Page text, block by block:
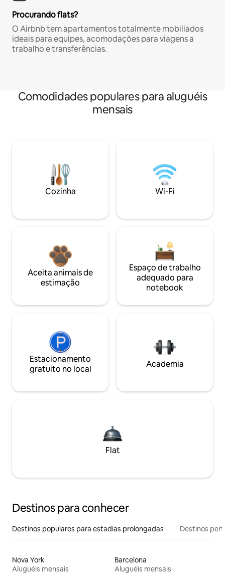
Procurando flats?
O Airbnb tem apartamentos totalmente mobiliados
ideais para equipes, acomodações para viagens a
trabalho e transferências.
Comodidades populares para aluguéis
mensais
Cozinha Wi-Fi
Aceita animais de
estimação
Espaço de trabalho
adequado para
notebook
Estacionamento
gratuito no local
Academia
Flat
Destinos para conhecer
Destinos populares para estadias prolongadas Destinos
Nova York
Aluguéis mensais
Barcelona
Aluguéis mensais